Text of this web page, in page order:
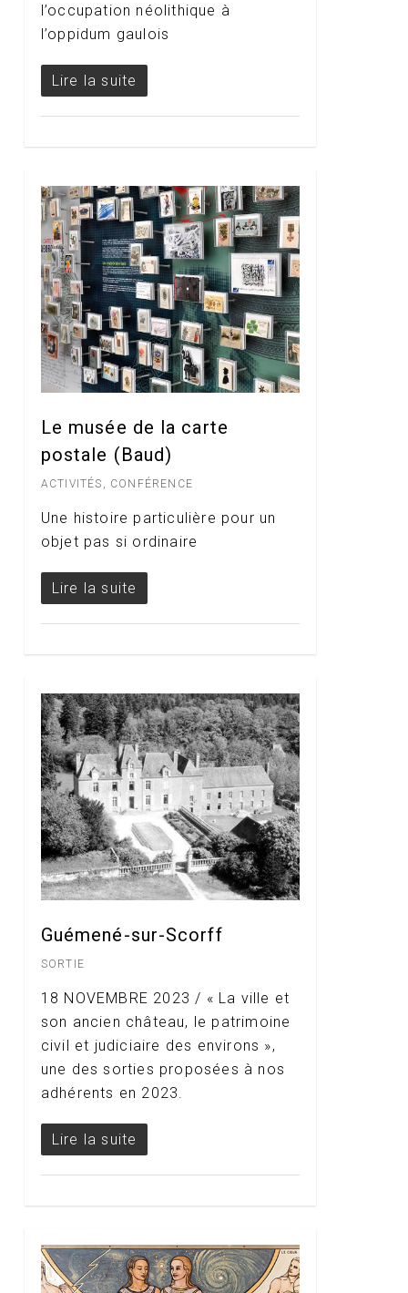
l’occupation néolithique à
l’oppidum gaulois
Lire la suite
Le musée de la carte
postale (Baud)
ACTIVITÉS CONFÉRENCE
Une histoire particulière pour un
objet pas si ordinaire
Lire la suite
Guémené-sur-Scorff
SORTIE
18 NOVEMBRE 2023 / « La ville et
son ancien château, le patrimoine
civil et judiciaire des environs »,
une des sorties proposées à nos
adhérents en 2023.
Lire la suite